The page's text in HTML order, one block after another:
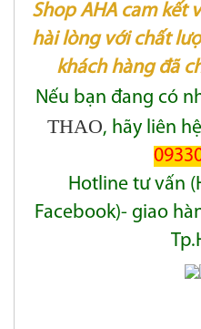
Shop AHA cam kết
hài lòng với chất
khách hàng đã
Nếu bạn đang có
THAO, hãy liên
Hotline tư vấn
Facebook)- giao